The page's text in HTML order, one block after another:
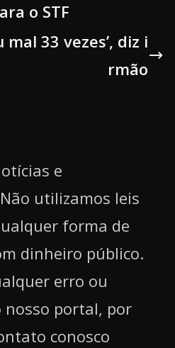
o STF
mal 33 vezes’, diz i
rmão
e
utilizamos leis
forma de
dinheiro público.
erro ou
nosso portal, por
conosco